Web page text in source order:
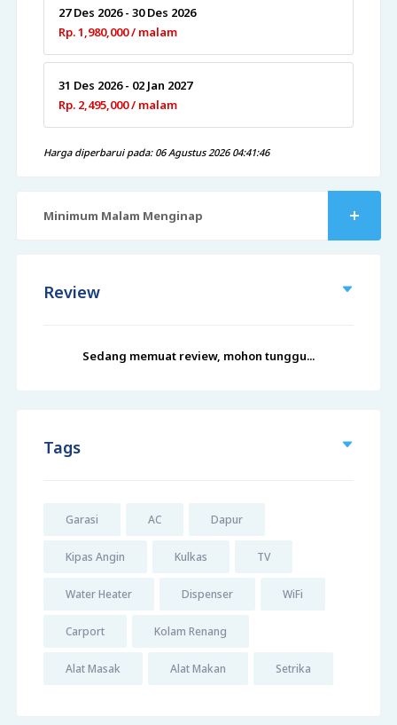
27 Des 2026 - 30 Des 2026
Rp. 1,980,000 / malam
31 Des 2026 - 02 Jan 2027
Rp. 2,495,000 / malam
Harga diperbarui pada: 06 Agustus 2026 04:41:46
Minimum Malam Menginap
Review
Sedang memuat review, mohon tunggu...
Tags
Garasi AC Dapur
Kipas Angin Kulkas TV
Water Heater Dispenser WiFi
Carport Kolam Renang
Alat Masak Alat Makan Setrika